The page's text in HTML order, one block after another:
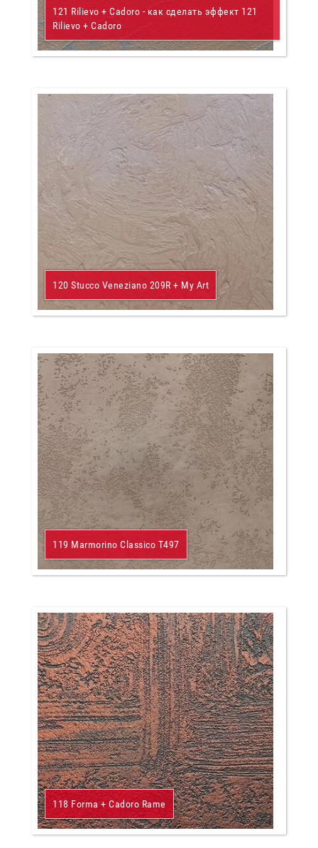
121 Rilievo + Cadoro - как сделать эффект 121
Rilievo + Cadoro
120 Stucco Veneziano 209R + My Art
119 Marmorino Classico T497
118 Forma + Cadoro Rame